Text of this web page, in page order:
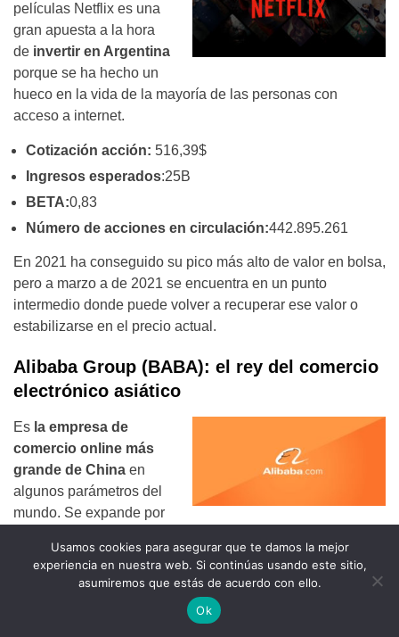
películas Netflix es una
gran apuesta a la hora
de invertir en Argentina
porque se ha hecho un
hueco en la vida de la mayoría de las personas con
acceso a internet.
Cotización acción: 516,39$
Ingresos esperados:25B
BETA:0,83
Número de acciones en circulación:442.895.261
En 2021 ha conseguido su pico más alto de valor en bolsa,
pero a marzo a de 2021 se encuentra en un punto
intermedio donde puede volver a recuperar ese valor o
estabilizarse en el precio actual.
Alibaba Group (BABA): el rey del comercio
electrónico asiático
Es la empresa de
comercio online más
grande de China en
algunos parámetros del
mundo. Se expande por
Cotización acción:233,89$
Ingresos esperados
:99,36B
Usamos cookies para asegurar que te damos la mejor
experiencia en nuestra web. Si continúas usando este sitio,
asumiremos que estás de acuerdo con ello.
Ok